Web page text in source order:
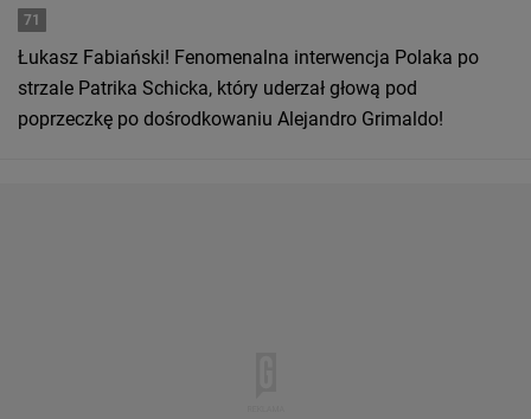
71
Łukasz Fabiański! Fenomenalna interwencja Polaka po
strzale Patrika Schicka, który uderzał głową pod
poprzeczkę po dośrodkowaniu Alejandro Grimaldo!